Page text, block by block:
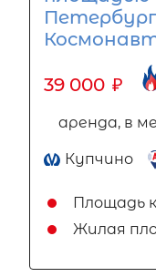
39 000 ₽
аренда, в
Купчино
Площадь
Жилая